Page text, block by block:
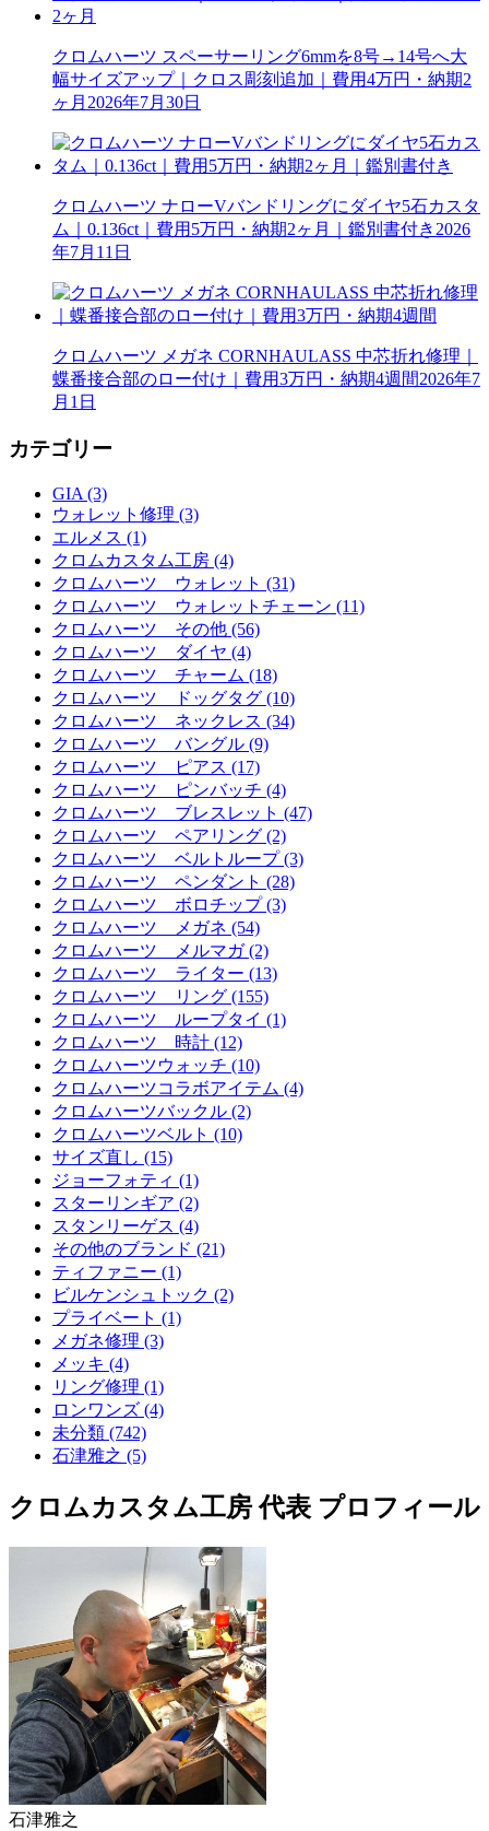
クロムハーツ スペーサーリング6mmを8号→14号へ大
幅サイズアップ｜クロス彫刻追加｜費用4万円・納期2
ヶ月 2026年7月30日
クロムハーツ ナローVバンドリングにダイヤ5石カスタ
ム｜0.136ct｜費用5万円・納期2ヶ月｜鑑別書付き 2026
年7月11日
クロムハーツ メガネ CORNHAULASS 中芯折れ修理｜
蝶番接合部のロー付け｜費用3万円・納期4週間2026年7
月1日
カテゴリー
GIA (3)
ウォレット修理 (3)
エルメス (1)
クロムカスタム工房 (4)
クロムハーツ ウォレット (31)
クロムハーツ ウォレットチェーン (11)
クロムハーツ その他 (56)
クロムハーツ ダイヤ (4)
クロムハーツ チャーム (18)
クロムハーツ ドッグタグ (10)
クロムハーツ ネックレス (34)
クロムハーツ バングル (9)
クロムハーツ ピアス (17)
クロムハーツ ピンバッチ (4)
クロムハーツ ブレスレット (47)
クロムハーツ ペアリング (2)
クロムハーツ ベルトループ (3)
クロムハーツ ペンダント (28)
クロムハーツ ボロチップ (3)
クロムハーツ メガネ (54)
クロムハーツ メルマガ (2)
クロムハーツ ライター (13)
クロムハーツ リング (155)
クロムハーツ ループタイ (1)
クロムハーツ 時計 (12)
クロムハーツウォッチ (10)
クロムハーツコラボアイテム (4)
クロムハーツバックル (2)
クロムハーツベルト (10)
サイズ直し (15)
ジョーフォティ (1)
スターリンギア (2)
スタンリーゲス (4)
その他のブランド (21)
ティファニー (1)
ビルケンシュトック (2)
プライベート (1)
メガネ修理 (3)
メッキ (4)
リング修理 (1)
ロンワンズ (4)
未分類 (742)
石津雅之 (5)
クロムカスタム工房 代表 プロフィール
石津雅之